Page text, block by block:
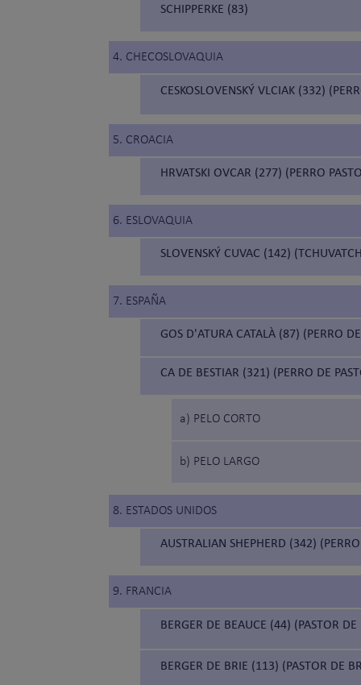
SCHIPPERKE (83)
4. CHECOSLOVAQUIA
CESKOSLOVENSKÝ VLCIAK (332)
5. CROACIA
HRVATSKI OVCAR (277) (PERRO
6. ESLOVAQUIA
SLOVENSKÝ CUVAC (142)
7. ESPAÑA
GOS D'ATURA CATALÀ (87) (PERRO
CA DE BESTIAR (321) (PERRO DE
a) PELO CORTO
b) PELO LARGO
8. ESTADOS UNIDOS
AUSTRALIAN SHEPHERD (342)
9. FRANCIA
BERGER DE BEAUCE (44) (PASTOR DE
BERGER DE BRIE (113) (PASTOR DE